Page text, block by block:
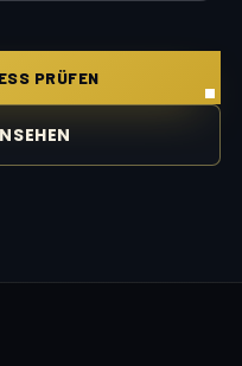
PRÜFEN